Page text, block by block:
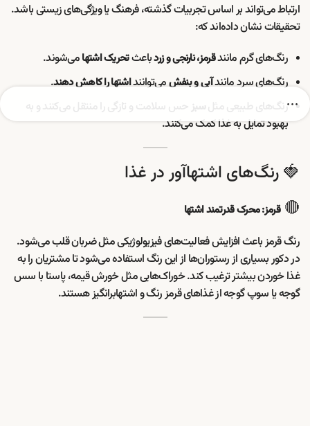
ارتباط می‌تواند بر اساس تجربیات گذشته، فرهنگ یا ویژگی‌های زیستی باشد.
تحقیقات نشان داده‌اند که:
رنگ‌های گرم مانندقرمز، نارنجی و زردباعثتحریک اشتهامی‌شوند.
رنگ‌های سرد مانندآبی و بنفشمی‌تواننداشتها را کاهش دهند.
رنگ‌های طبیعی مثل
بهبود تمایل به غذا کمک می‌کنند.
🍓 رنگ‌های اشتها‌آور در غذا
🔴قرمز: محرک قدرتمند اشتها
رنگ قرمز باعث افزایش فعالیت‌های فیزیولوژیکی مثل ضربان قلب می‌شود.
در دکور بسیاری از رستوران‌ها از این رنگ استفاده می‌شود تا مشتریان را به
غذا خوردن بیشتر ترغیب کند. خوراک‌هایی مثل خورش قیمه، پاستا با سس
گوجه یا سوپ گوجه از غذاهای قرمز رنگ و اشتهابرانگیز هستند.